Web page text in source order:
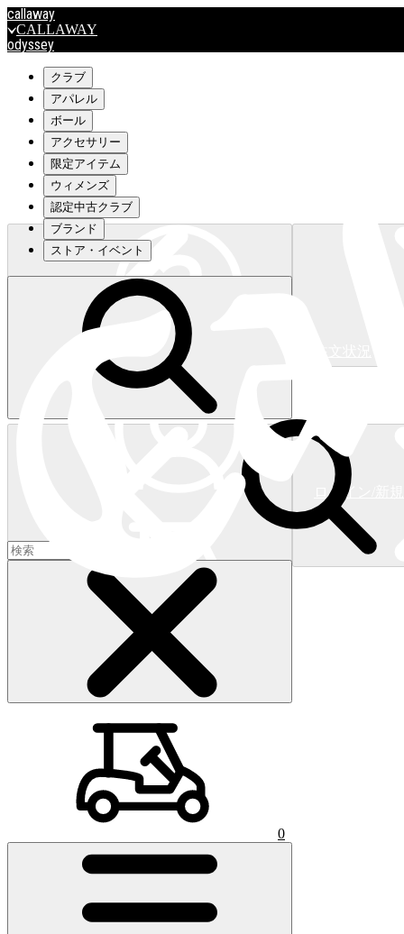
callaway
CALLAWAY
odyssey
travismathew
outlet
OUTLET
キャロウェイアパレルはこちら>>>
キャロウェイアパレルはこちら>>>
ログイン/新
ショッピングカート 0)
クラブ
アパレル
ボール
アクセサリー
限定アイテム
ウィメンズ
認定中古クラブ
ブランド
ストア・イベント
0